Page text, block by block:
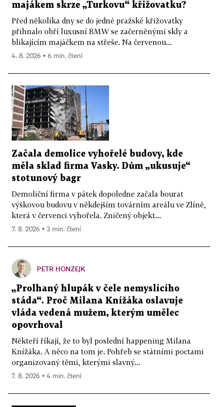
majákem skrze „Turkovu“ křižovatku?
Před několika dny se do jedné pražské křižovatky
přihnalo obří luxusní BMW se začerněnými skly a
blikajícím majáčkem na střeše. Na červenou...
4. 8. 2026 ▪ 6 min. čtení
Začala demolice vyhořelé budovy, kde
měla sklad firma Vasky. Dům „ukusuje“
stotunový bagr
Demoliční firma v pátek dopoledne začala bourat
výškovou budovu v někdejším továrním areálu ve Zlíně,
která v červenci vyhořela. Zničený objekt...
7. 8. 2026 ▪ 3 min. čtení
PETR HONZEJK
„Prolhaný hlupák v čele nemyslícího
stáda“. Proč Milana Knížáka oslavuje
vláda vedená mužem, kterým umělec
opovrhoval
Někteří říkají, že to byl poslední happening Milana
Knížáka. A něco na tom je. Pohřeb se státními poctami
organizovaný těmi, kterými slavný...
7. 8. 2026 ▪ 4 min. čtení